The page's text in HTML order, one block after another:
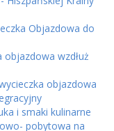
Objazdowa do
wzdłuż
objazdowa
i smaki kulinarne
pobytowa na